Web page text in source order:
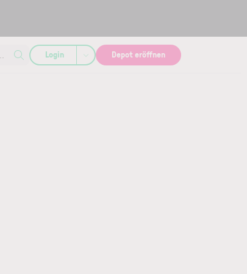
Login Depot eröffnen